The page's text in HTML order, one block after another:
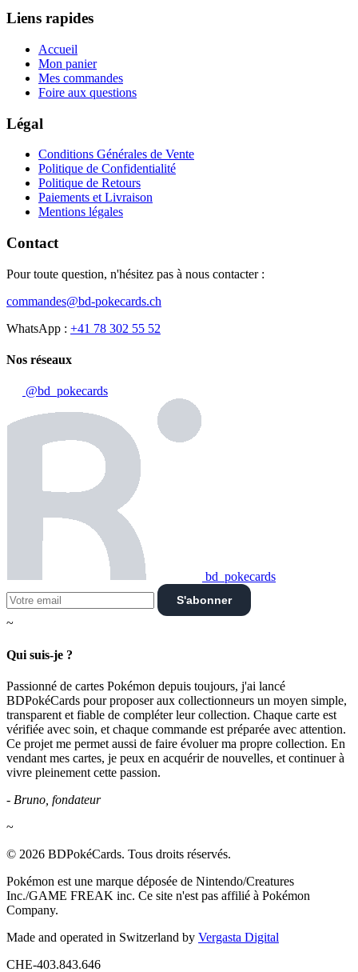
Liens rapides
Accueil
Mon panier
Mes commandes
Foire aux questions
Légal
Conditions Générales de Vente
Politique de Confidentialité
Politique de Retours
Paiements et Livraison
Mentions légales
Contact
Pour toute question, n'hésitez pas à nous contacter :
commandes@bd-pokecards.ch
WhatsApp : +41 78 302 55 52
Nos réseaux
@bd_pokecards
bd_pokecards
S'abonner
~
Qui suis-je ?
Passionné de cartes Pokémon depuis toujours, j'ai lancé
BDPokéCards pour proposer aux collectionneurs un moyen simple,
transparent et fiable de compléter leur collection. Chaque carte est
vérifiée avec soin, et chaque commande est préparée avec attention.
Ce projet me permet aussi de faire évoluer ma propre collection. En
vendant mes cartes, je peux en acquérir de nouvelles, et continuer à
vivre pleinement cette passion.
- Bruno, fondateur
~
© 2026 BDPokéCards. Tous droits réservés.
Pokémon est une marque déposée de Nintendo/Creatures
Inc./GAME FREAK inc. Ce site n'est pas affilié à Pokémon
Company.
Made and operated in Switzerland by Vergasta Digital
CHE-403.843.646